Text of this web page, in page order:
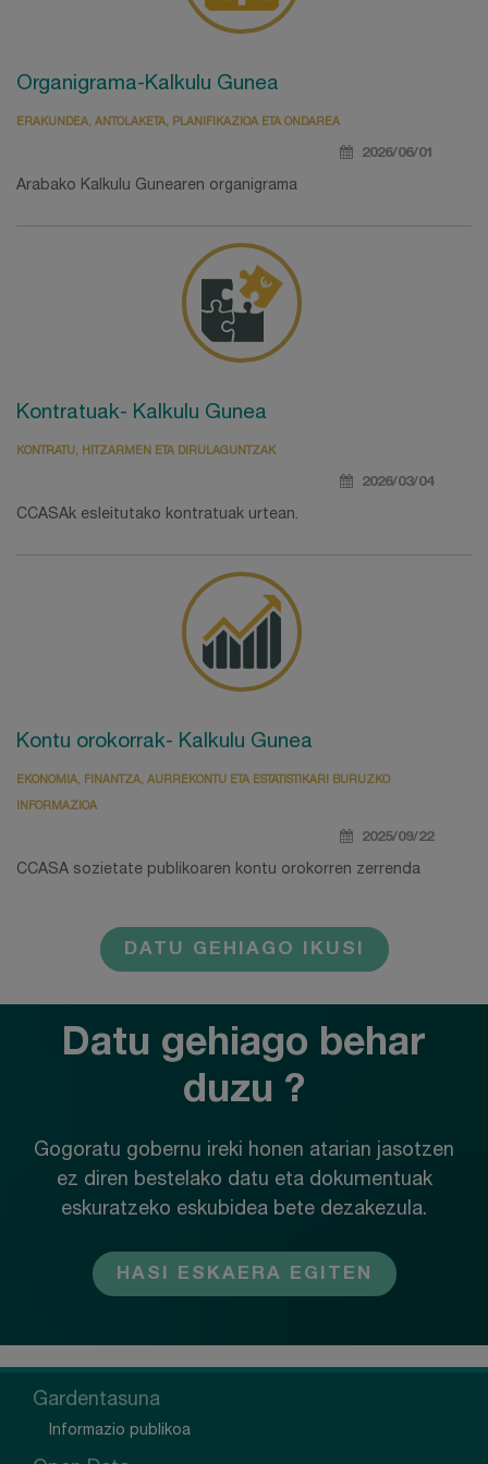
Organigrama-Kalkulu Gunea
ERAKUNDEA, ANTOLAKETA, PLANIFIKAZIOA ETA ONDAREA
2026/06/01
Arabako Kalkulu Gunearen organigrama
Kontratuak- Kalkulu Gunea
KONTRATU, HITZARMEN ETA DIRULAGUNTZAK
2026/03/04
CCASAk esleitutako kontratuak urtean.
Kontu orokorrak- Kalkulu Gunea
EKONOMIA, FINANTZA, AURREKONTU ETA ESTATISTIKARI BURUZKO
INFORMAZIOA
2025/09/22
CCASA sozietate publikoaren kontu orokorren zerrenda
DATU GEHIAGO IKUSI
Datu gehiago behar
duzu ?
Gogoratu gobernu ireki honen atarian jasotzen
ez diren bestelako datu eta dokumentuak
eskuratzeko eskubidea bete dezakezula.
HASI ESKAERA EGITEN
Gardentasuna
Informazio publikoa